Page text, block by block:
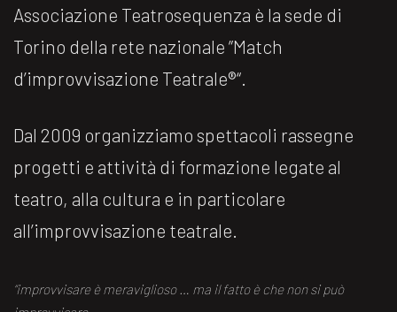
Associazione Teatrosequenza è la sede di
Torino della rete nazionale ”Match
d’improvvisazione Teatrale®️“.
Dal 2009 organizziamo spettacoli rassegne
progetti e attività di formazione legate al
teatro, alla cultura e in particolare
all’improvvisazione teatrale.
“improvvisare è meraviglioso … ma il fatto è che non si può